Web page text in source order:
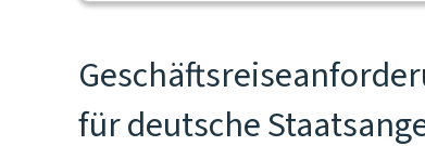
für deutsche